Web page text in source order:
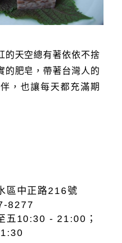
的天空總有著依依不捨
的肥皂，帶著台灣人的
，也讓每天都充滿期
區中正路216號
8277
五10:30 - 21:00；